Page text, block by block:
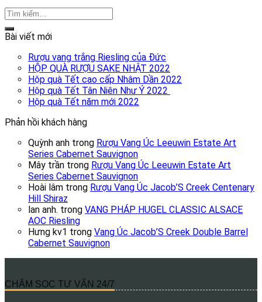
Bài viết mới
Rượu vang trắng Riesling của Đức
HỘP QUÀ RƯỢU SAKE NHẬT 2022
Hộp quà Tết cao cấp Nhâm Dần 2022
Hộp quà Tết Tân Niên Như Ý 2022
Hộp quà Tết năm mới 2022
Phản hồi khách hàng
Quỳnh anh trong Rượu Vang Úc Leeuwin Estate Art
Series Cabernet Sauvignon
Mây trần trong Rượu Vang Úc Leeuwin Estate Art
Series Cabernet Sauvignon
Hoài lâm trong Rượu Vang Úc Jacob’S Creek Centenary
Hill Shiraz
lan anh. trong VANG PHÁP HUGEL CLASSIC ALSACE
AOC Riesling
Hưng kv1 trong Vang Úc Jacob’S Creek Double Barrel
Cabernet Sauvignon
CHĂM SOC TƯ VẤN 24/7